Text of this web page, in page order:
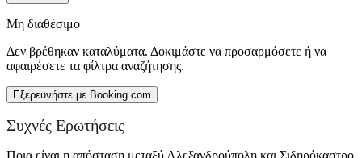
Μη διαθέσιμο
Δεν βρέθηκαν καταλύματα. Δοκιμάστε να προσαρμόσετε ή να
αφαιρέσετε τα φίλτρα αναζήτησης.
Εξερευνήστε με Booking.com
Συχνές Ερωτήσεις
Ποια είναι η απόσταση μεταξύ Αλεξανδρούπολη και Σιδηρόκαστρο